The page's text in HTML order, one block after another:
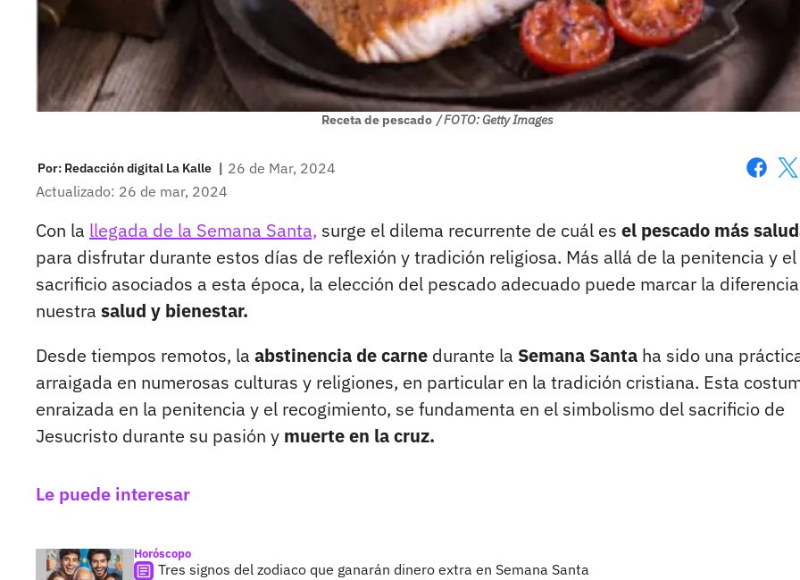
Receta de pescado / FOTO: Getty Images
Por: Redacción digital La Kalle | 26 de Mar, 2024
Actualizado: 26 de mar, 2024
Con la llegada de la Semana Santa, surge el dilema recurrente de cuál es el pescado más
para disfrutar durante estos días de reflexión y tradición religiosa. Más allá de la penitencia y el
sacrificio asociados a esta época, la elección del pescado adecuado puede marcar la
nuestra salud y bienestar.
Desde tiempos remotos, la abstinencia de carne durante la Semana Santa ha sido una
arraigada en numerosas culturas y religiones, en particular en la tradición cristiana. Esta
enraizada en la penitencia y el recogimiento, se fundamenta en el simbolismo del sacrificio de
Jesucristo durante su pasión y muerte en la cruz.
Le puede interesar
Horóscopo
Tres signos del zodiaco que ganarán dinero extra en Semana Santa